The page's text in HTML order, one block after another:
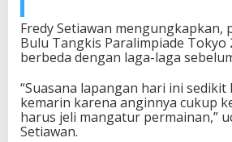
L
o
l
s
S
e
Fredy Setiawan mengungkapkan,
Bulu Tangkis Paralimpiade Tokyo
berbeda dengan laga-laga
“Suasana lapangan hari ini
kemarin karena anginnya cukup
harus jeli mangatur permainan,”
Setiawan.